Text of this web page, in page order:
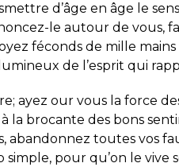
d’âge en âge le
le autour de vous,
féconds de mille
de l’esprit qui
ayez our vous la force
la brocante des bons
abandonnez toutes vos
simple, pour qu’on le